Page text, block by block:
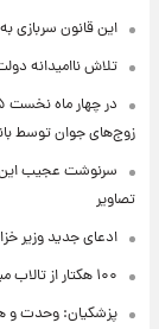
این قانون سربازی
تلاش ناامیدانه‌
زوج‌های جوان توسط
سرنوشت عجیب این
تصاویر
ادعای جدید وزیر
۱۰۰ هکتار از تالاب میانکاله در آتش عمدی خاکستر شد + تصاویر
پزشکیان: وحدت و